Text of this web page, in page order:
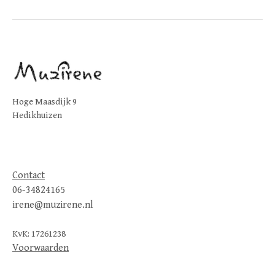
Hoge Maasdijk 9
Hedikhuizen
Contact
06-34824165
irene@muzirene.nl
KvK: 17261238
Voorwaarden